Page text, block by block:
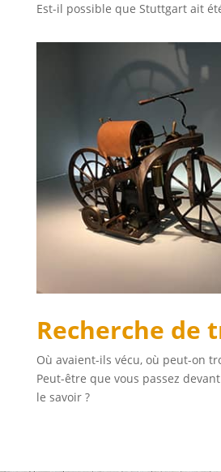
Est-il possible que Stuttgart ait
Recherche de
Où avaient-ils vécu, où peut-on
Peut-être que vous passez
le savoir ?